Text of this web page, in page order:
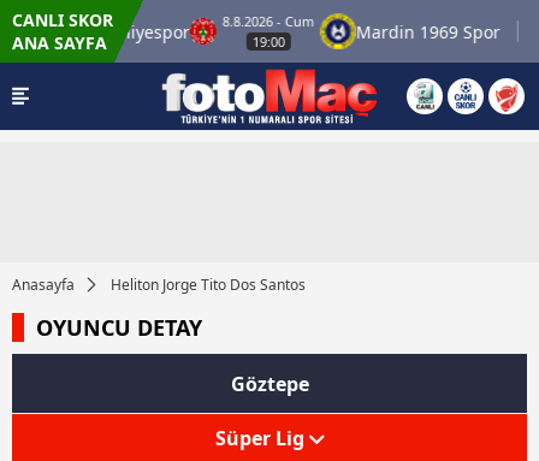
CANLI SKOR
ANA SAYFAÜmraniyespor
8.8.2026 - Cum
19:00
Mardin 1969 Spor
Anasayfa Heliton Jorge Tito Dos Santos
OYUNCU DETAY
Göztepe
Süper Lig